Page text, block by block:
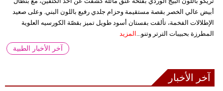
أبيض عالي الخصر بقصة مستقيمة وحزام جلدي رفيع باللون البني. وعلى صعيد
الإطلالات الفخمة، تألقت بفستان أسود طويل تميز بقصّة الكورسيه العلوية
المطرزة بحبيبات الترتر وتنو... المزيد
آخر الأخبار الطبية
آخر الأخبار